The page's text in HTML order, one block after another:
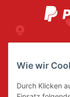
Wie wir
Durch Klicken